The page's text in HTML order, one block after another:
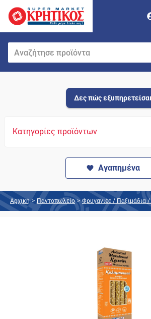
Δες πώς
Κατηγορίες προϊόντων
Αγαπημένα
Αρχική > Παντοπωλείο > Φρυγανιές / Παξιμάδια /